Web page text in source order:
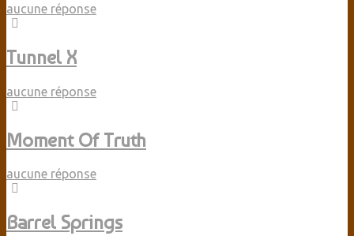
aucune réponse
Tunnel X
aucune réponse
Moment Of Truth
aucune réponse
Barrel Springs